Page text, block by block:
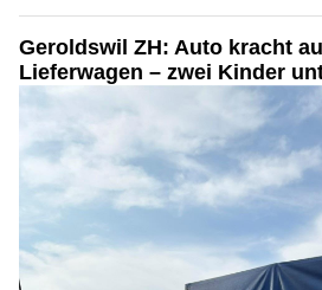
Geroldswil ZH: Auto kracht
Lieferwagen – zwei Kinder